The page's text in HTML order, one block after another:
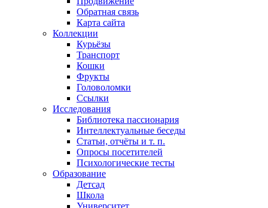
Обратная связь
Карта сайта
Коллекции
Курьёзы
Транспорт
Кошки
Фрукты
Головоломки
Ссылки
Исследования
Библиотека пассионария
Интеллектуальные беседы
Статьи, отчёты и т. п.
Опросы посетителей
Психологические тесты
Образование
Детсад
Школа
Университет